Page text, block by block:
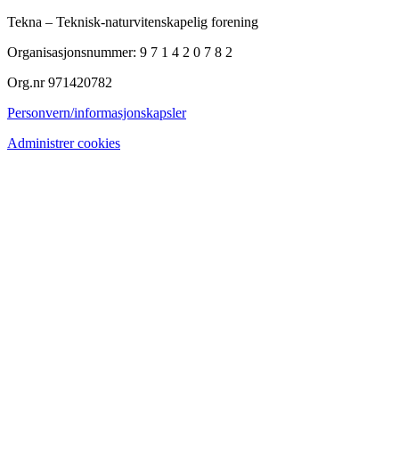
Tekna – Teknisk-naturvitenskapelig forening
Organisasjonsnummer: 9 7 1 4 2 0 7 8 2
Org.nr 971420782
Personvern/informasjonskapsler
Administrer cookies